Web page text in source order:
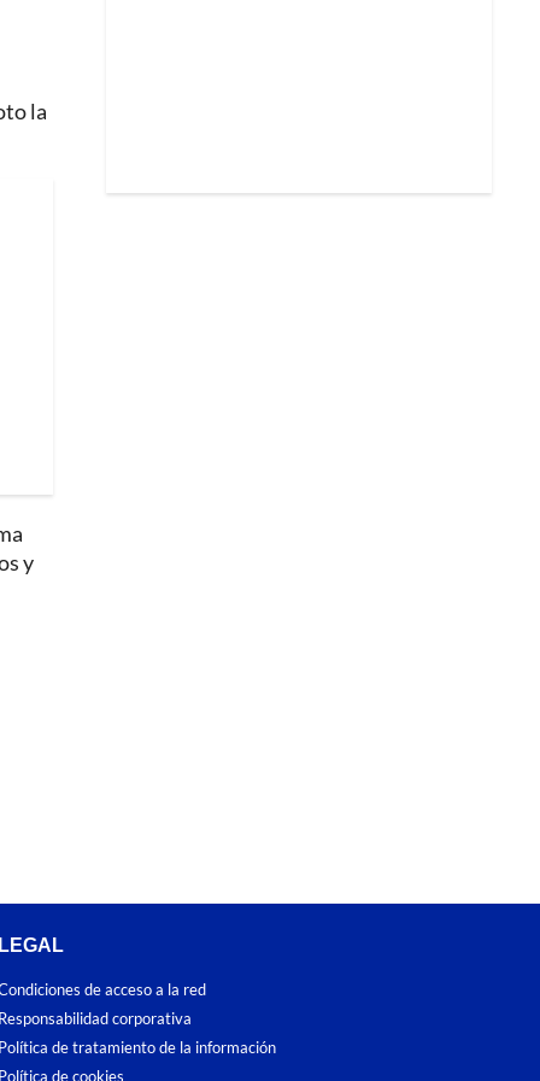
la
y
LEGAL
de acceso a la red
Responsabilidad corporativa
Política de tratamiento de la información
Política de cookies